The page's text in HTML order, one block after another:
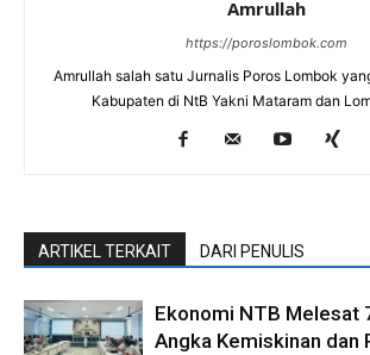
Amrullah
https://poroslombok.com
Amrullah salah satu Jurnalis Poros Lombok
Kabupaten di NtB Yakni Mataram dan
ARTIKEL TERKAIT DARI PENULIS
Ekonomi NTB Melesat
Angka Kemiskinan dan